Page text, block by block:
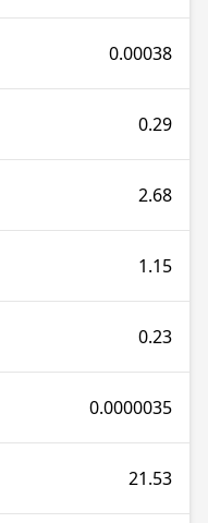
0.00038
0.29
2.68
1.15
0.23
0.0000035
21.53